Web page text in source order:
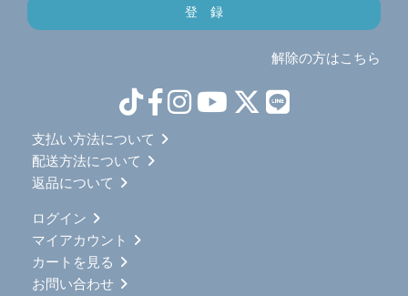
解除の方はこちら
支払い方法について
配送方法について
返品について
ログイン
マイアカウント
カートを見る
お問い合わせ